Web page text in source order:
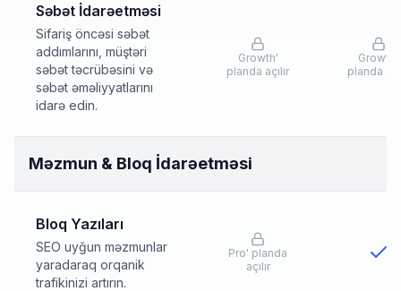
Səbət İdarəetməsi
Sifariş öncəsi səbət
addımlarını, müştəri
səbət təcrübəsini və
səbət əməliyyatlarını
idarə edin.
Growth'
planda açılır
Growth
planda
Məzmun & Bloq İdarəetməsi
Bloq Yazıları
SEO uyğun məzmunlar
yaradaraq orqanik
trafikinizi artırın.
Pro' planda
açılır